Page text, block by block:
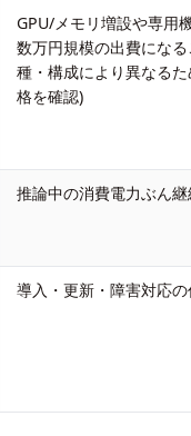
GPU/メモリ増設や専用
数万円規模の出費にな
種・構成により異なる
格を確認)
推論中の消費電力ぶん
導入・更新・障害対応